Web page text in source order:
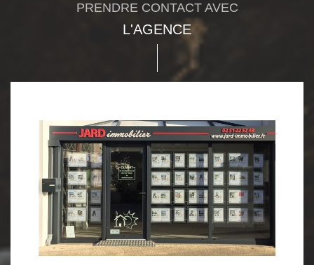
PRENDRE CONTACT AVEC
L'AGENCE